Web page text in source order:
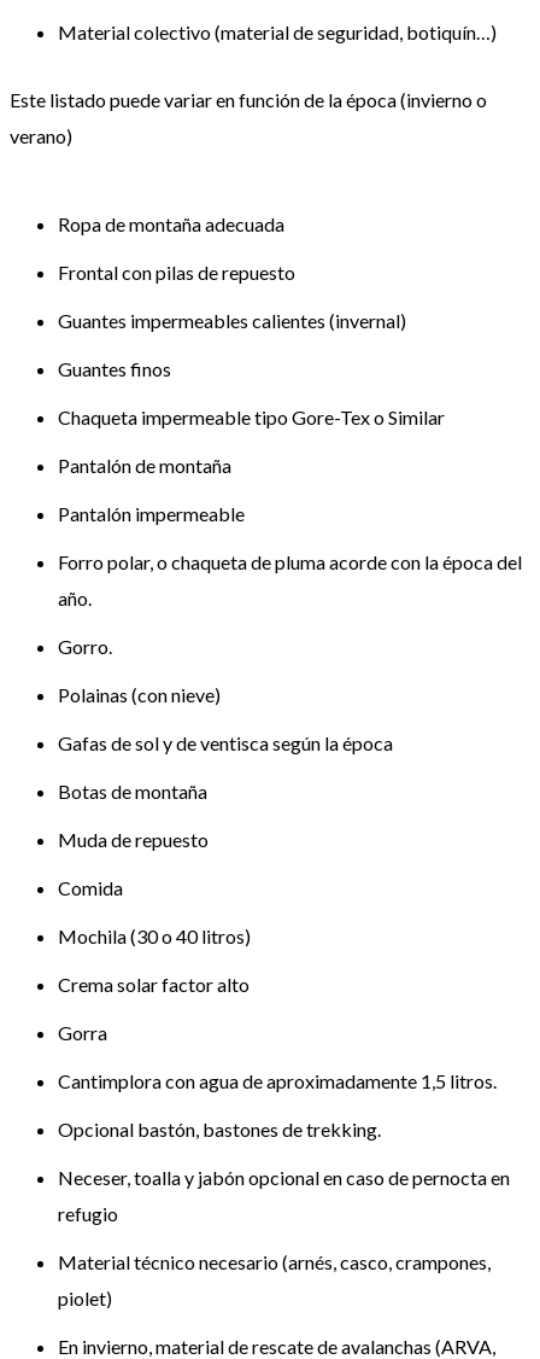
Material colectivo (material de seguridad, botiquín…)
Este listado puede variar en función de la época (invierno o
verano)
Ropa de montaña adecuada
Frontal con pilas de repuesto
Guantes impermeables calientes (invernal)
Guantes finos
Chaqueta impermeable tipo Gore-Tex o Similar
Pantalón de montaña
Pantalón impermeable
Forro polar, o chaqueta de pluma acorde con la época del
año.
Gorro.
Polainas (con nieve)
Gafas de sol y de ventisca según la época
Botas de montaña
Muda de repuesto
Comida
Mochila (30 o 40 litros)
Crema solar factor alto
Gorra
Cantimplora con agua de aproximadamente 1,5 litros.
Opcional bastón, bastones de trekking.
Neceser, toalla y jabón opcional en caso de pernocta en
refugio
Material técnico necesario (arnés, casco, crampones,
piolet)
En invierno, material de rescate de avalanchas (ARVA,